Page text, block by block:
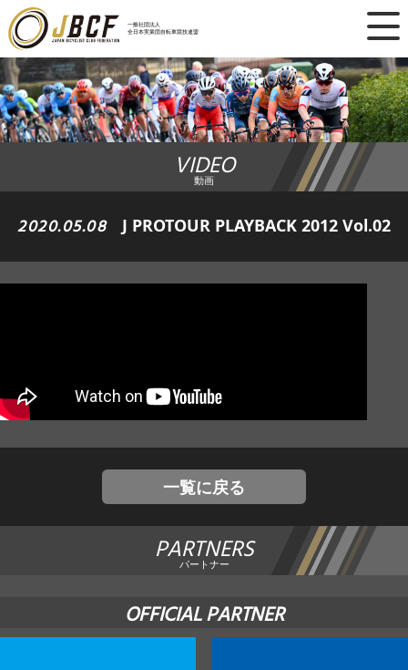
一般社団法人
全日本実業団自転車競技連盟
×
ニュース
レース日程
ランキング
チーム・選手
エントリー
JBCF ROAD SERIESとは
VIDEO
動画
2020.05.08 J PROTOUR PLAYBACK 2012 Vol.02
一覧に戻る
PARTNERS
パートナー
OFFICIAL PARTNER